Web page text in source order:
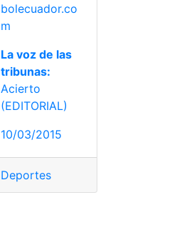
bolecuador.co
m
La voz de las
tribunas:
Acierto
(EDITORIAL)
10/03/2015
Deportes